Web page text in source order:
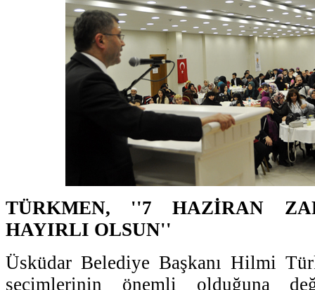
TÜRKMEN, ''7 HAZİRAN
HAYIRLI OLSUN''
Üsküdar Belediye Başkanı Hilmi
seçimlerinin önemli olduğuna